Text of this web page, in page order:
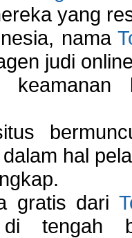
yang
nama
judi
dalam hal
gratis dari
tengah